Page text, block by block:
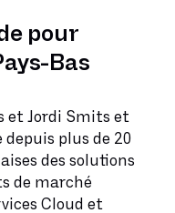
pour
Bas
et Jordi Smits et
depuis plus de 20
des solutions
de marché
Cloud et